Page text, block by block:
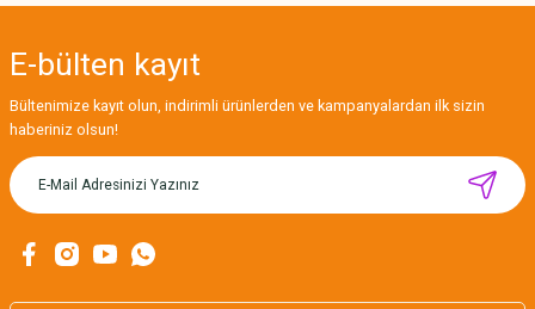
E-bülten kayıt
Bültenimize kayıt olun, indirimli ürünlerden ve kampanyalardan ilk sizin
haberiniz olsun!